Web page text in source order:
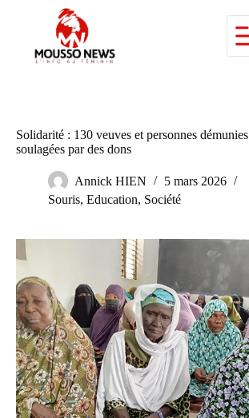
Solidarité : 130 veuves et personnes démunies
soulagées par des dons
Annick HIEN
5 mars 2026
Souris, Education, Société